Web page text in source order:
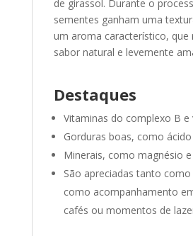
de girassol. Durante o
sementes ganham uma
um aroma característico, que
sabor natural e levemente
Destaques
Vitaminas do complexo B e
Gorduras boas, como
Minerais, como magnésio e
São apreciadas tanto
como acompanhamento
cafés ou momentos de